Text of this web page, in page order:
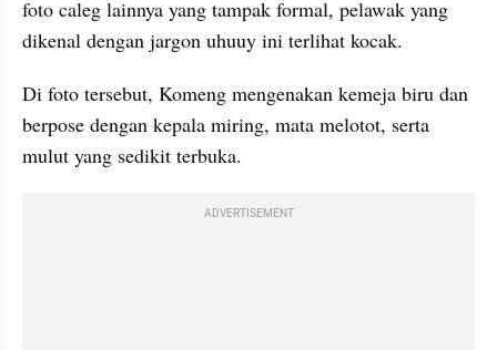
foto caleg lainnya yang tampak formal, pelawak yang
dikenal dengan jargon uhuuy ini terlihat kocak.
Di foto tersebut, Komeng mengenakan kemeja biru dan
berpose dengan kepala miring, mata melotot, serta
mulut yang sedikit terbuka.
ADVERTISEMENT